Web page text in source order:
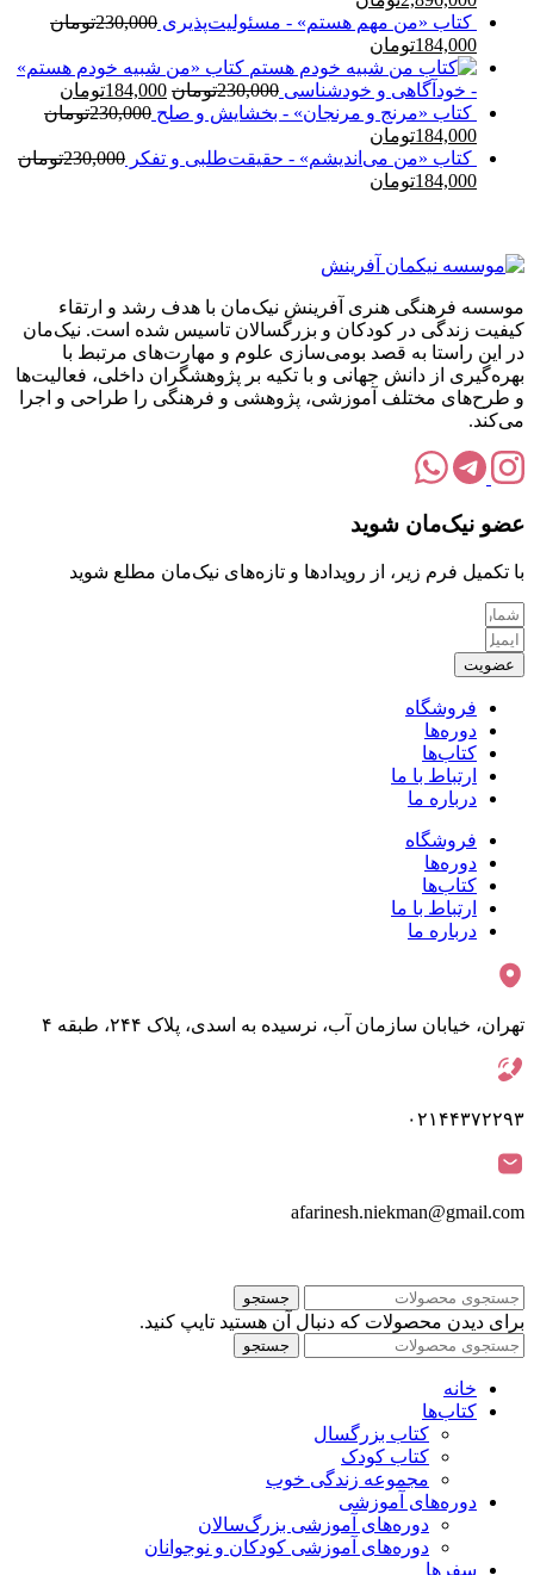
اصلی:
3,620,000تومان
بود.
فعلی:
کتاب «من مهم هستم» - مسئولیت‌پذیری 230,000تومان
قیمت
اصلی:
230,000تومان
بود.
184,000تومان
فعلی:
184,000تومان.
کتاب «من شبیه خودم هستم»
- خودآگاهی و خودشناسی 230,000تومان قیمت
اصلی:
بود.
184,000تومان
فعلی:
کتاب «مرنج و مرنجان» - بخشایش و صلح 230,000تومان
قیمت
اصلی:
230,000تومان
184,000تومان
فعلی:
کتاب «من می‌اندیشم» - حقیقت‌طلبی و تفکر 230,000تومان
قیمت
184,000تومان
موسسه فرهنگی هنری آفرینش نیک‌مان با هدف رشد و ارتقاء
کیفیت زندگی در کودکان و بزرگسالان تاسیس شده است. نیک‌مان
در این راستا به قصد بومی‌سازی علوم و مهارت‌های مرتبط با
بهره‌گیری از دانش جهانی و با تکیه بر پژوهشگران داخلی، فعالیت‌ها
و طرح‌های مختلف آموزشی، پژوهشی و فرهنگی را طراحی و اجرا
می‌کند.
عضو نیک‌مان شوید
با تکمیل فرم زیر، از رویدادها و تازه‌های نیک‌مان مطلع شوید
عضویت
فروشگاه
دوره‌ها
کتاب‌ها
ارتباط با ما
درباره ما
فروشگاه
دوره‌ها
کتاب‌ها
ارتباط با ما
درباره ما
تهران، خیابان سازمان آب، نرسیده به اسدی، پلاک ۲۴۴، طبقه ۴
۰۲۱۴۴۳۷۲۲۹۳
afarinesh.niekman@gmail.com
جستجو
برای دیدن محصولات که دنبال آن هستید تایپ کنید.
جستجو
خانه
کتاب‌ها
کتاب بزرگسال
کتاب کودک
مجموعه زندگی خوب
دوره‌های آموزشی
دوره‌های آموزشی بزرگ‌سالان
دوره‌های آموزشی کودکان و نوجوانان
سفرها